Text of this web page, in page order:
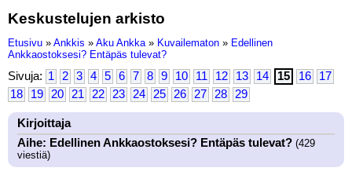
Keskustelujen arkisto
Etusivu » Ankkis » Aku Ankka » Kuvailematon » Edellinen
Ankkaostoksesi? Entäpäs tulevat?
Sivuja: 1 2 3 4 5 6 7 8 9 10 11 12 13 14 15 16
17
18
19 20 21 22 23 24 25 26 27 28 29
Kirjoittaja
Aihe: Edellinen Ankkaostoksesi? Entäpäs tulevat? (429
viestiä)